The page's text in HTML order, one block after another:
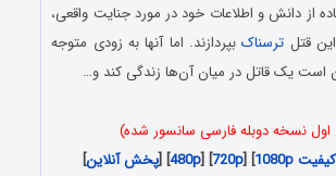
از دانش و اطلاعات خود در مورد جنایت واقعی،
قتل ترسناک
بپردازند. اما آن‎ها به زودی متوجه
یک قاتل در میان آن‌ها زندگی کند و…
نسخه دوبله فارسی سانسور شده)
] [
720p
] [
480p
] [پخش آنلاین]